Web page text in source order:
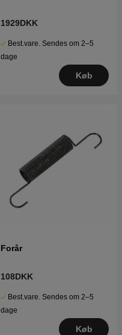
1929DKK
Best.vare. Sendes om 2–5
dage
Køb
Forår
108DKK
Best.vare. Sendes om 2–5
dage
Køb